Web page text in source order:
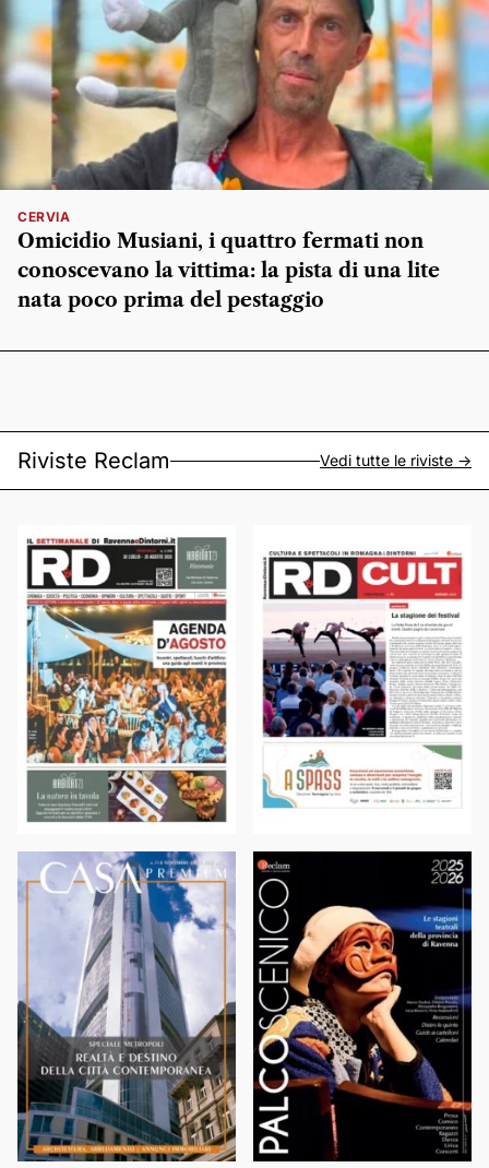
CERVIA
Omicidio Musiani, i quattro fermati non
conoscevano la vittima: la pista di una lite
nata poco prima del pestaggio
Riviste Reclam Vedi tutte le riviste ->